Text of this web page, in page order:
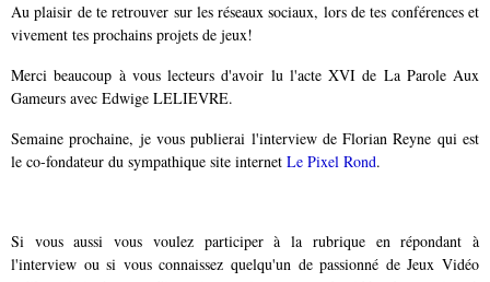
Au plaisir de te retrouver sur les réseaux sociaux, lors de tes conférences et
vivement tes prochains projets de jeux!
Merci beaucoup à vous lecteurs d'avoir lu l'acte XVI de La Parole Aux
Gameurs avec Edwige LELIEVRE.
Semaine prochaine, je vous publierai l'interview de Florian Reyne qui est
le co-fondateur du sympathique site internet Le Pixel Rond.
Si vous aussi vous voulez participer à la rubrique en répondant à
l'interview ou si vous connaissez quelqu'un de passionné de Jeux Vidéo